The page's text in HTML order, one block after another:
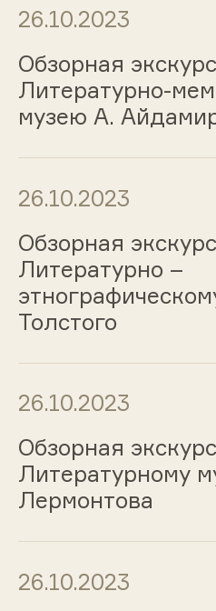
26.10.2023
Обзорная
Литературно-
музею А.
26.10.2023
Обзорная
Литературно –
Толстого
26.10.2023
Обзорная
Литературному
Лермонтова
26.10.2023